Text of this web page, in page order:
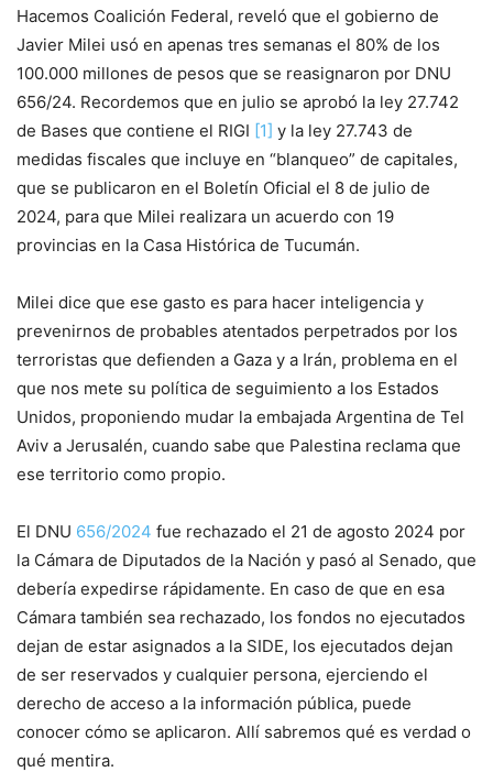
Hacemos Coalición Federal, reveló que el gobierno de
Javier Milei usó en apenas tres semanas el 80% de los
100.000 millones de pesos que se reasignaron por DNU
656/24. Recordemos que en julio se aprobó la ley 27.742
de Bases que contiene el RIGI [1] y la ley 27.743 de
medidas fiscales que incluye en “blanqueo” de capitales,
que se publicaron en el Boletín Oficial el 8 de julio de
2024, para que Milei realizara un acuerdo con 19
provincias en la Casa Histórica de Tucumán.
Milei dice que ese gasto es para hacer inteligencia y
prevenirnos de probables atentados perpetrados por los
terroristas que defienden a Gaza y a Irán, problema en el
que nos mete su política de seguimiento a los Estados
Unidos, proponiendo mudar la embajada Argentina de Tel
Aviv a Jerusalén, cuando sabe que Palestina reclama que
ese territorio como propio.
El DNU 656/2024 fue rechazado el 21 de agosto 2024 por
la Cámara de Diputados de la Nación y pasó al Senado, que
debería expedirse rápidamente. En caso de que en esa
Cámara también sea rechazado, los fondos no ejecutados
dejan de estar asignados a la SIDE, los ejecutados dejan
de ser reservados y cualquier persona, ejerciendo el
derecho de acceso a la información pública, puede
conocer cómo se aplicaron. Allí sabremos qué es verdad o
qué mentira.